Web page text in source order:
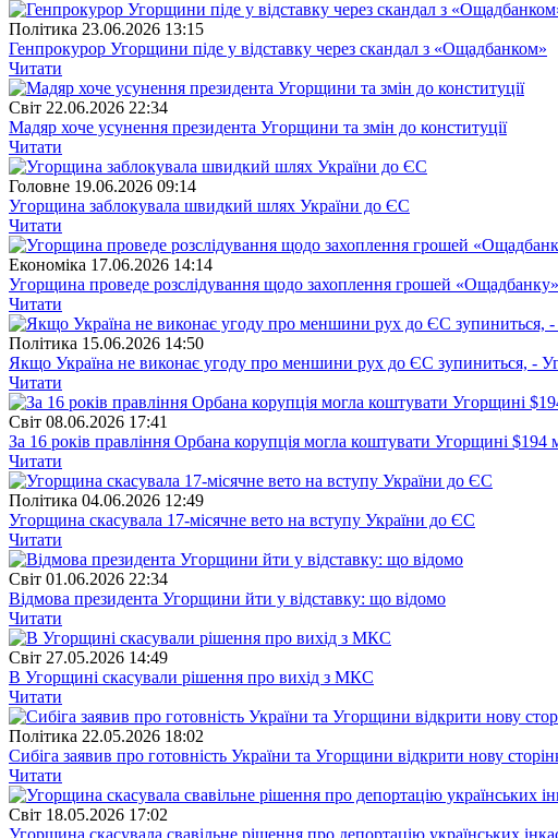
Полiтика 23.06.2026 13:15
Генпрокурор Угорщини піде у відставку через скандал з «Ощадбанком»
Читати
Свiт 22.06.2026 22:34
Мадяр хоче усунення президента Угорщини та змін до конституції
Читати
Головне 19.06.2026 09:14
Угорщина заблокувала швидкий шлях України до ЄС
Читати
Економіка 17.06.2026 14:14
Угорщина проведе розслідування щодо захоплення грошей «Ощадбанку»
Читати
Полiтика 15.06.2026 14:50
Якщо Україна не виконає угоду про меншини рух до ЄС зупиниться, -
Читати
Свiт 08.06.2026 17:41
За 16 років правління Орбана корупція могла коштувати Угорщині $194
Читати
Полiтика 04.06.2026 12:49
Угорщина скасувала 17-місячне вето на вступу України до ЄС
Читати
Свiт 01.06.2026 22:34
Відмова президента Угорщини йти у відставку: що відомо
Читати
Свiт 27.05.2026 14:49
В Угорщині скасували рішення про вихід з МКС
Читати
Полiтика 22.05.2026 18:02
Сибіга заявив про готовність України та Угорщини відкрити нову
Читати
Свiт 18.05.2026 17:02
Угорщина скасувала свавільне рішення про депортацію українських